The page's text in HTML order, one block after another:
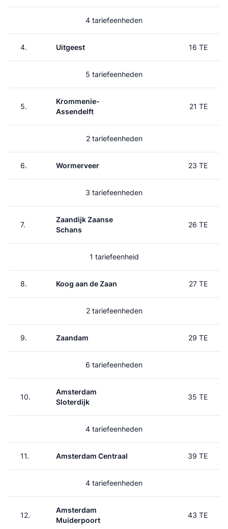
4 tariefeenheden
4. Uitgeest 16 TE
5 tariefeenheden
5.
Krommenie-
Assendelft
21 TE
2 tariefeenheden
6. Wormerveer 23 TE
3 tariefeenheden
7.
Zaandijk Zaanse
Schans
26 TE
1 tariefeenheid
8. Koog aan de Zaan 27 TE
2 tariefeenheden
9. Zaandam 29 TE
6 tariefeenheden
10.
Amsterdam
Sloterdijk
35 TE
4 tariefeenheden
11. Amsterdam Centraal 39 TE
4 tariefeenheden
12.
Amsterdam
Muiderpoort
43 TE